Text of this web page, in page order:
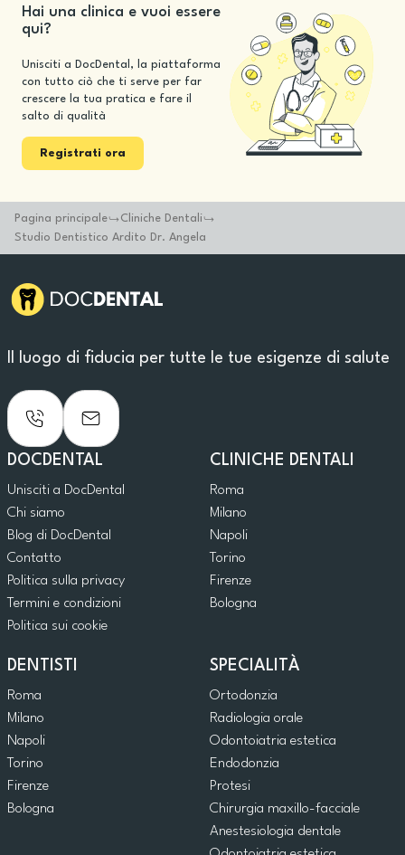
Hai una clinica e vuoi essere
qui?
Unisciti a DocDental, la piattaforma
con tutto ciò che ti serve per far
crescere la tua pratica e fare il
salto di qualità
Registrati ora
Pagina principale
Cliniche Dentali
Studio Dentistico Ardito Dr. Angela
Il luogo di fiducia per tutte le tue esigenze di salute
DOCDENTAL
Unisciti a DocDental
Chi siamo
Blog di DocDental
Contatto
Politica sulla privacy
Termini e condizioni
Politica sui cookie
CLINICHE DENTALI
Roma
Milano
Napoli
Torino
Firenze
Bologna
DENTISTI
Roma
Milano
Napoli
Torino
Firenze
Bologna
SPECIALITÀ
Ortodonzia
Radiologia orale
Odontoiatria estetica
Endodonzia
Protesi
Chirurgia maxillo-facciale
Anestesiologia dentale